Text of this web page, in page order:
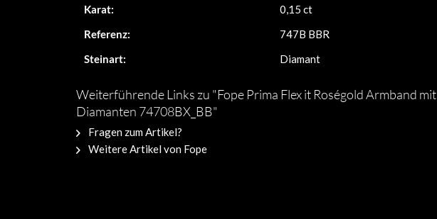
Karat:
0,15 ct
Referenz:
747B BBR
Steinart:
Diamant
Weiterführende Links zu "Fope Prima Flex it Roségold Armband mit
Diamanten 74708BX_BB"
Fragen zum Artikel?
Weitere Artikel von Fope